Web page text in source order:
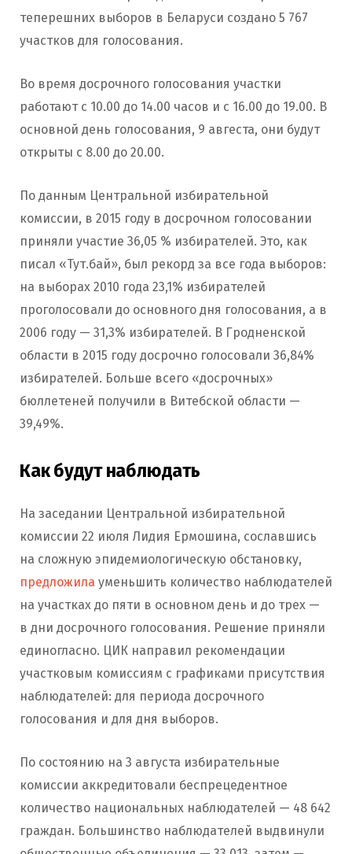
теперешних выборов в Беларуси создано 5 767
участков для голосования.
Во время досрочного голосования участки
работают с 10.00 до 14.00 часов и с 16.00 до 19.00. В
основной день голосования, 9 авгеста, они будут
открыты с 8.00 до 20.00.
По данным Центральной избирательной
комиссии, в 2015 году в досрочном голосовании
приняли участие 36,05 % избирателей. Это, как
писал «Тут.бай», был рекорд за все года выборов:
на выборах 2010 года 23,1% избирателей
проголосовали до основного дня голосования, а в
2006 году — 31,3% избирателей. В Гродненской
области в 2015 году досрочно голосовали 36,84%
избирателей. Больше всего «досрочных»
бюллетеней получили в Витебской области —
39,49%.
Как будут наблюдать
На заседании Центральной избирательной
комиссии 22 июля Лидия Ермошина, сославшись
на сложную эпидемиологическую обстановку,
предложила уменьшить количество наблюдателей
на участках до пяти в основном день и до трех —
в дни досрочного голосования. Решение приняли
единогласно. ЦИК направил рекомендации
участковым комиссиям с графиками присутствия
наблюдателей: для периода досрочного
голосования и для дня выборов.
По состоянию на 3 августа избирательные
комиссии аккредитовали беспрецедентное
количество национальных наблюдателей — 48 642
граждан. Большинство наблюдателей выдвинули